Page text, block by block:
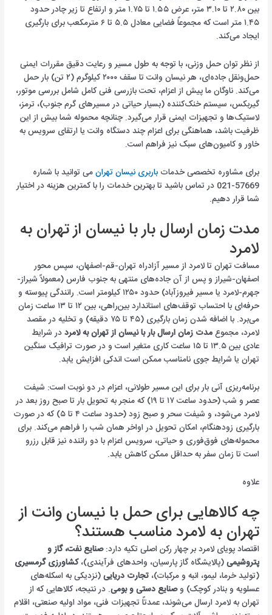
بین ۲.۸۰ تا ۳.۱۰ متر، عرض ۱.۵۵ تا ۱.۷۵ متر و ارتفاع تا زیر چادر حدود
۱.۴۵ متر است که مجموعاً فضایی معادل ۵.۵ تا ۶ مترمکعب برای بارگیری
ایجاد می‌کند.
از نظر توان حمل وزنی، با توجه به طول مسیر و رعایت دقیق مقررات ایمنی
حمل‌ونقل جاده‌ای، هر نیسان وانت تا سقف ۲۰۰۰ کیلوگرم (۲ تن) بار حمل
می‌کند. ناوگان ما پیش از اعزام، تحت بازرسی فنی کامل شامل بررسی موتور،
گیربکس، سیستم خنک‌کننده (بسیار حیاتی در مسیرهای گرم جنوب)، ترمز،
لاستیک‌ها و تجهیزات ایمنی قرار می‌گیرد. چنانچه محموله شما بیش از این
ظرفیت باشد، هماهنگی برای اعزام چند دستگاه وانت یا ارتقای سرویس به
خاور و کامیون‌های سبک نیز فراهم است.
برای مشاوره تخصصی خدماتباربری نیسان تهرانمی توانید با شماره
57669-021 در تماس باشید تا بهترین خدمات را با کمترین هزینه در اختیار
شما قرار دهیم.
مدت زمان ارسال بار با نیسان از تهران به
لامرد
مسافت تهران تا لامرد از مسیر آزادراه تهران-قم-اصفهان، سپس محور
اصفهان-شیراز و پس از آن جاده‌های منتهی به جنوب فارس (معمولاً شیراز-
جهرم-لامرد یا مسیر فیروزآباد) حدود ۱۲۵۰ کیلومتر است. رانندگی پیوسته و
حرفه‌ای با احتساب توقف‌های استاندارد بین‌راهی، بین ۱۲ تا ۱۳ ساعت زمان
می‌برد. با اضافه شدن زمان بارگیری (۴۵ تا ۷۵ دقیقه) و تخلیه در مقصد
لامرد، مجموعمدت زمان ارسال بار با نیسان از تهران به لامرددر شرایط
عادی بین ۱۳.۵ تا ۱۵ ساعت کاری متغیر است و در صورت ترافیک سنگین
تهران یا شرایط جوی نامناسب ممکن است اندکی افزایش یابد.
برنامه‌ریزی آنی بار برای این مسیر طولانی، اعزام در دو نوبت است: شیفت
عصر و شب (حدود ساعت ۱۷ تا ۱۹) که منجر به تحویل بار تا صبح روز بعد در
لامرد می‌شود، و شیفت سحر و صبح زود (حدود ساعت ۴ تا ۵) که در صورت
بارگیری زودهنگام، امکان تحویل در اواخر همان شب را فراهم می‌کند. برای
محموله‌های فوق‌فوری و حیاتی، سرویس اعزام با دو راننده نیز قابل رزرو
است تا زمان سفر به حداقل ممکن کاهش یابد.
علاوه
چه کالاهایی برای حمل با نیسان وانت از
تهران به لامرد مناسب هستند؟
اقتصاد پویای لامرد بر چهار رکن اصلی تکیه دارد:صنایع نفت، گاز و
پتروشیمی(پالایشگاه گاز پارسیان، واحدهای فرآیندی)،کشاورزی گرمسیری
(تولید خرما، لیمو، انبه و مرکبات)،تجارت دریایی(نزدیکی به اسکله‌های
عسلویه و بنادر کوچک) وصنایع دستی و بومی. در نتیجه، کالاهایی که از
تهران به لامرد ارسال می‌شوند، عمدتاً تجهیزات فنی، مواد اولیه صنعتی، اقلام